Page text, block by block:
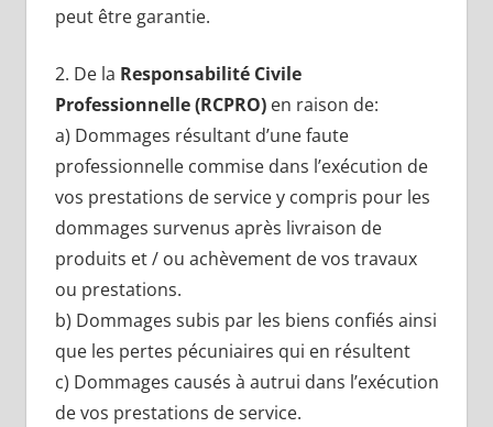
peut être garantie.
2. De la Responsabilité Civile
Professionnelle (RCPRO) en raison de:
a) Dommages résultant d’une faute
professionnelle commise dans l’exécution de
vos prestations de service y compris pour les
dommages survenus après livraison de
produits et / ou achèvement de vos travaux
ou prestations.
b) Dommages subis par les biens confiés ainsi
que les pertes pécuniaires qui en résultent
c) Dommages causés à autrui dans l’exécution
de vos prestations de service.